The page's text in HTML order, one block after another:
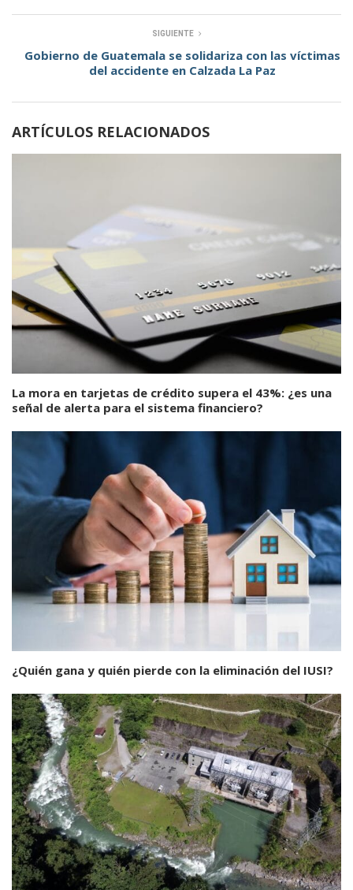
SIGUIENTE
Gobierno de Guatemala se solidariza con las víctimas
del accidente en Calzada La Paz
ARTÍCULOS RELACIONADOS
La mora en tarjetas de crédito supera el 43%: ¿es una
señal de alerta para el sistema financiero?
¿Quién gana y quién pierde con la eliminación del IUSI?